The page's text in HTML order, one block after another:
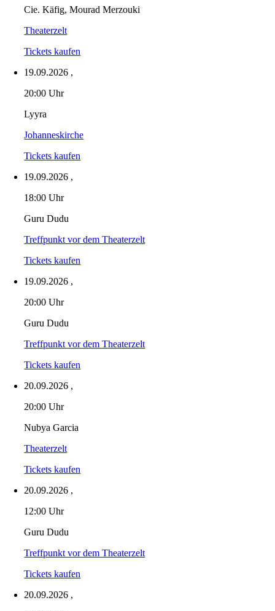
Cie. Käfig, Mourad Merzouki
Theaterzelt
Tickets kaufen
19.09.2026 ,
20:00 Uhr
Lyyra
Johanneskirche
Tickets kaufen
19.09.2026 ,
18:00 Uhr
Guru Dudu
Treffpunkt vor dem Theaterzelt
Tickets kaufen
19.09.2026 ,
20:00 Uhr
Guru Dudu
Treffpunkt vor dem Theaterzelt
Tickets kaufen
20.09.2026 ,
20:00 Uhr
Nubya Garcia
Theaterzelt
Tickets kaufen
20.09.2026 ,
12:00 Uhr
Guru Dudu
Treffpunkt vor dem Theaterzelt
Tickets kaufen
20.09.2026 ,